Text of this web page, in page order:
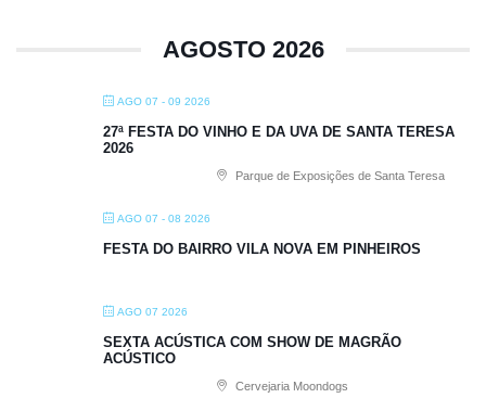
AGOSTO 2026
AGO 07 - 09 2026
27ª FESTA DO VINHO E DA UVA DE SANTA TERESA
2026
Parque de Exposições de Santa Teresa
AGO 07 - 08 2026
FESTA DO BAIRRO VILA NOVA EM PINHEIROS
AGO 07 2026
SEXTA ACÚSTICA COM SHOW DE MAGRÃO
ACÚSTICO
Cervejaria Moondogs